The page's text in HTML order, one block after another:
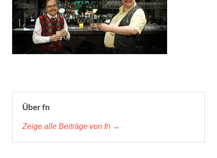
Über fn
Zeige alle Beiträge von fn →